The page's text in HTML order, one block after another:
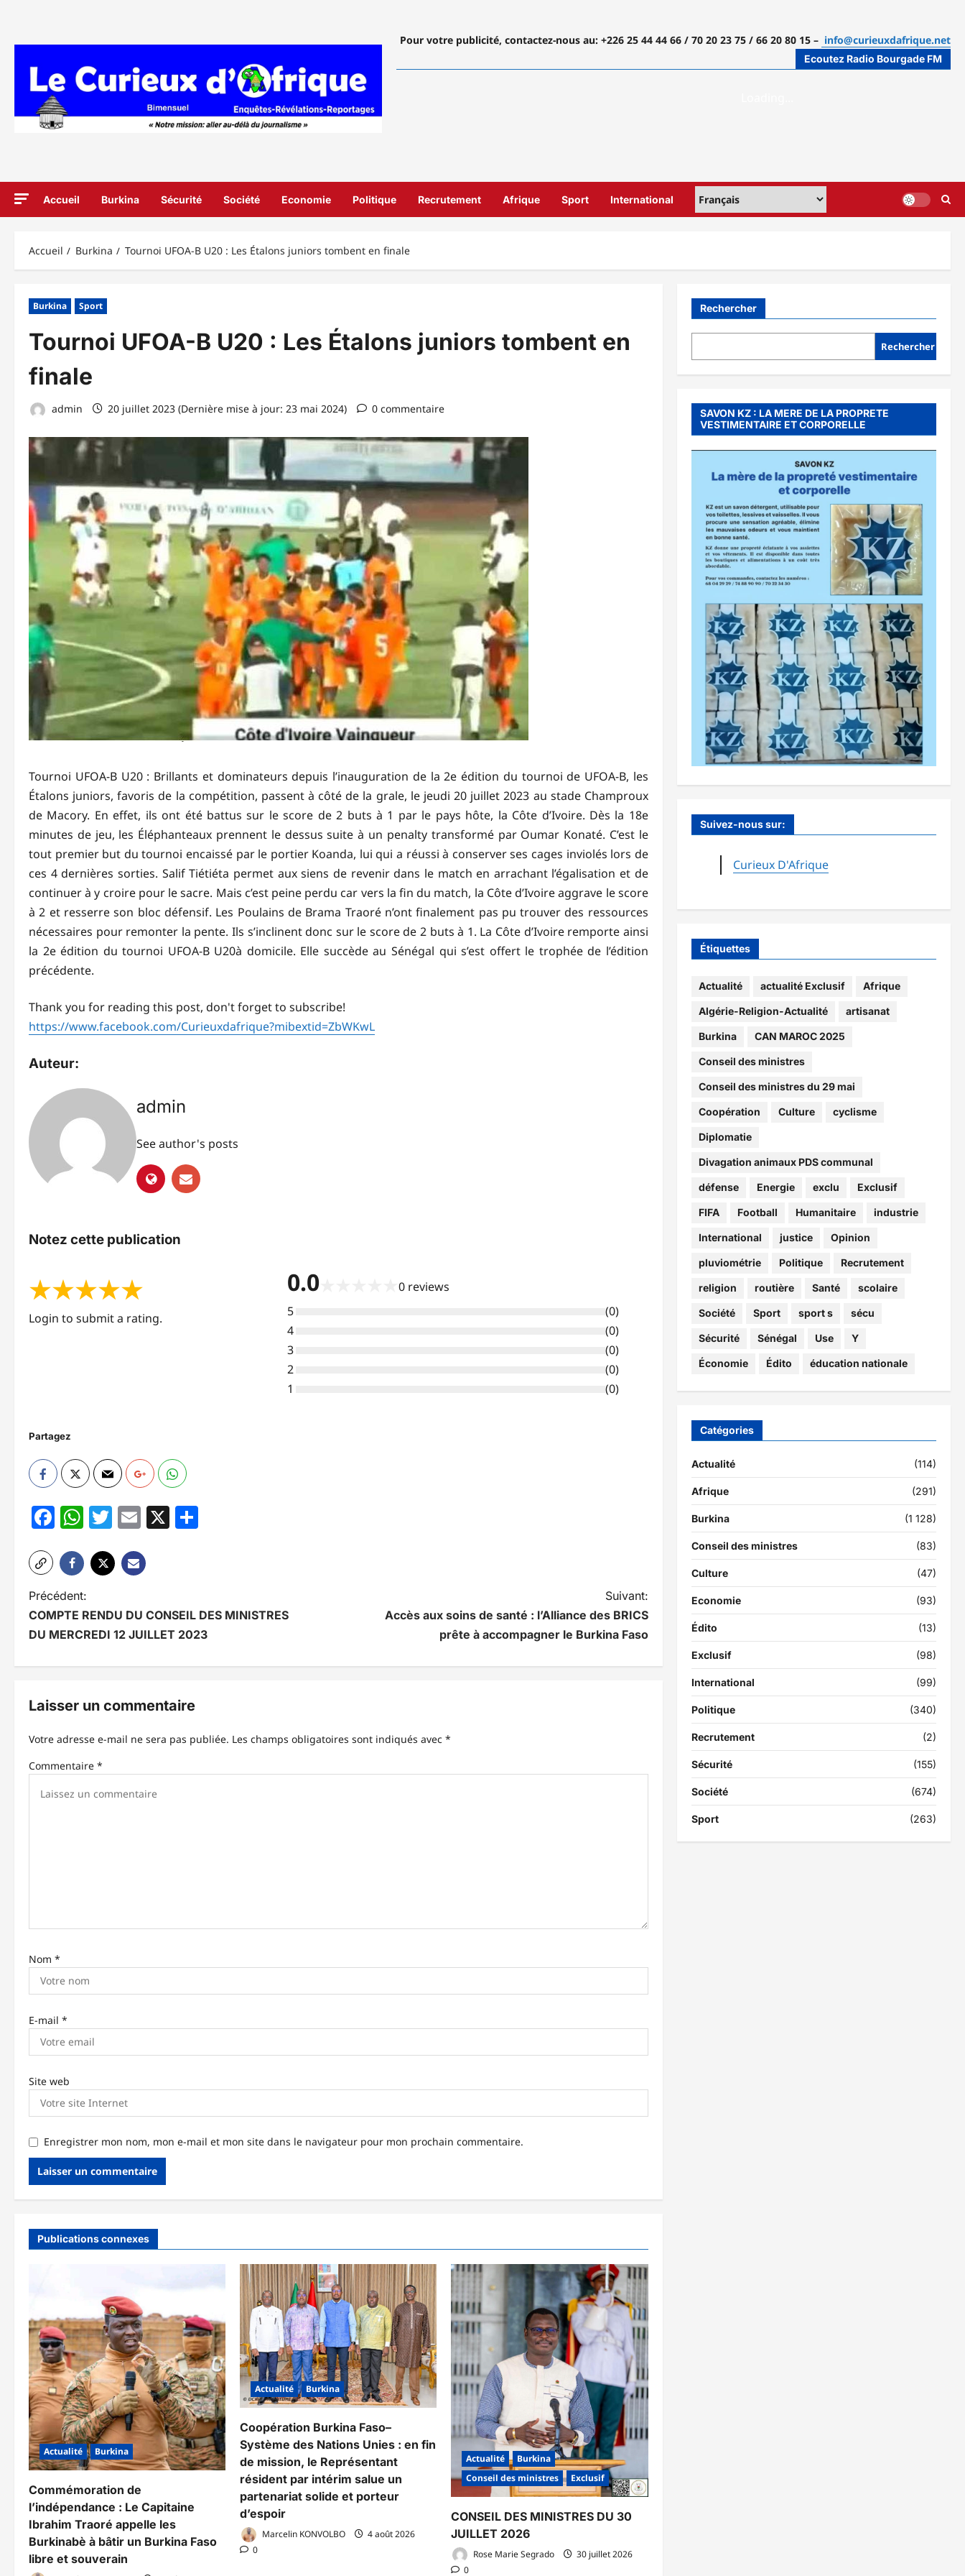
Pour votre publicité, contactez-nous au: +226 25 44 44 66 / 70 20 23 75 / 66 20 80 15 – info@curieuxdafrique.net
Ecoutez Radio Bourgade FM
Accueil Burkina Sécurité Société Economie Politique Recrutement Afrique Sport International
Accueil Burkina Tournoi UFOA-B U20 : Les Étalons juniors tombent en finale
Burkina Sport
Tournoi UFOA-B U20 : Les Étalons juniors tombent en
finale
admin 20 juillet 2023 (Dernière mise à jour: 23 mai 2024) 0 commentaire
Tournoi UFOA-B U20 : Brillants et dominateurs depuis l’inauguration de la 2e édition du tournoi de UFOA-B, les
Étalons juniors, favoris de la compétition, passent à côté de la grale, le jeudi 20 juillet 2023 au stade Champroux
de Macory. En effet, ils ont été battus sur le score de 2 buts à 1 par le pays hôte, la Côte d’Ivoire. Dès la 18e
minutes de jeu, les Éléphanteaux prennent le dessus suite à un penalty transformé par Oumar Konaté. C’est le
tout premier but du tournoi encaissé par le portier Koanda, lui qui a réussi à conserver ses cages inviolés lors de
ces 4 dernières sorties. Salif Tiétiéta permet aux siens de revenir dans le match en arrachant l’égalisation et de
continuer à y croire pour le sacre. Mais c’est peine perdu car vers la fin du match, la Côte d’Ivoire aggrave le score
à 2 et resserre son bloc défensif. Les Poulains de Brama Traoré n’ont finalement pas pu trouver des ressources
nécessaires pour remonter la pente. Ils s’inclinent donc sur le score de 2 buts à 1. La Côte d’Ivoire remporte ainsi
la 2e édition du tournoi UFOA-B U20à domicile. Elle succède au Sénégal qui s’est offert le trophée de l’édition
précédente.
Thank you for reading this post, don't forget to subscribe!
https://www.facebook.com/Curieuxdafrique?mibextid=ZbWKwL
Auteur:
admin
See author's posts
Notez cette publication
★★★★★
Login to submit a rating.
0.0★ 0 reviews
5
(0)
4
(0)
3
(0)
2
(0)
1
(0)
Partagez
Facebook
WhatsApp
Twitter
Email
X
N
a
g
i
r
t
c
Précédent:
COMPTE RENDU DU CONSEIL DES MINISTRES
DU MERCREDI 12 JUILLET 2023
Suivant:
Accès aux soins de santé : l’Alliance des BRICS
prête à accompagner le Burkina Faso
Laisser un commentaire
Votre adresse e-mail ne sera pas publiée. Les champs obligatoires sont indiqués avec *
Commentaire *
Nom *
E-mail *
Site web
Enregistrer mon nom, mon e-mail et mon site dans le navigateur pour mon prochain commentaire.
Publications connexes
Actualité Burkina
Commémoration de
l’indépendance : Le Capitaine
Ibrahim Traoré appelle les
Burkinabè à bâtir un Burkina Faso
libre et souverain
Actualité Burkina
Coopération Burkina Faso–
Système des Nations Unies : en fin
de mission, le Représentant
résident par intérim salue un
partenariat solide et porteur
d’espoir
Marcelin KONVOLBO
4 août 2026
0
Actualité
Burkina
Conseil des ministres
Exclusif
CONSEIL DES MINISTRES DU 30
JUILLET 2026
Rose Marie Segrado
30 juillet 2026
0
Rechercher
Rechercher
SAVON KZ : LA MERE DE LA PROPRETE
VESTIMENTAIRE ET CORPORELLE
Suivez-nous sur:
Curieux D'Afrique
Étiquettes
Actualité actualité Exclusif Afrique
Algérie-Religion-Actualité artisanat
Burkina CAN MAROC 2025
Conseil des ministres
Conseil des ministres du 29 mai
Coopération Culture cyclisme
Diplomatie
Divagation animaux PDS communal
défense Energie exclu Exclusif
FIFA Football Humanitaire industrie
International justice Opinion
pluviométrie Politique Recrutement
religion routière Santé scolaire
Société Sport sport s sécu
Sécurité Sénégal Use Y
Économie Édito éducation nationale
Catégories
Actualité (114)
Afrique (291)
Burkina (1 128)
Conseil des ministres (83)
Culture (47)
Economie (93)
Édito (13)
Exclusif (98)
International (99)
Politique (340)
Recrutement (2)
Sécurité (155)
Société (674)
Sport (263)